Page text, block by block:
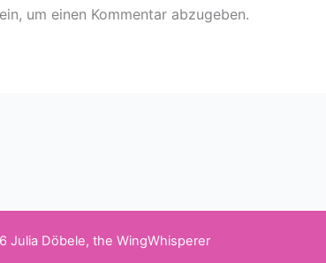
um einen Kommentar abzugeben.
Julia Döbele, the WingWhisperer